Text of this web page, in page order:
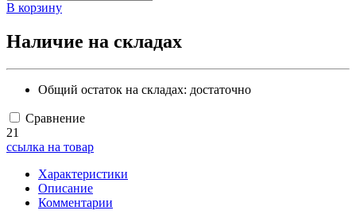
В корзину
Наличие на складах
Общий остаток на складах: достаточно
Сравнение
21
ссылка на товар
Характеристики
Описание
Комментарии